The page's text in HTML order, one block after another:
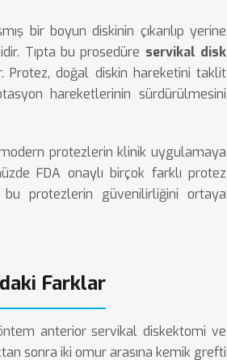
bir boyun diskinin çıkarılıp yerine
Tıpta bu prosedüre servikal disk
Protez, doğal diskin hareketini taklit
hareketlerinin sürdürülmesini
protezlerin klinik uygulamaya
FDA onaylı birçok farklı protez
protezlerin güvenilirliğini ortaya
Farklar
anterior servikal diskektomi ve
sonra iki omur arasına kemik grefti